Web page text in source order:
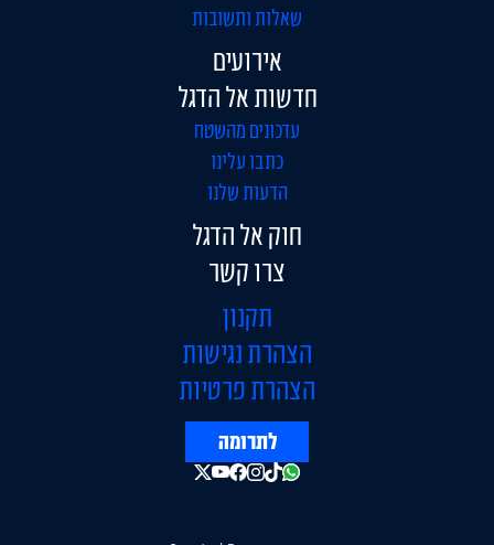
שאלות ותשובות
אירועים
חדשות אל הדגל
עדכונים מהשטח
כתבו עלינו
הדעות שלנו
חוק אל הדגל
צרו קשר
תקנון
הצהרת נגישות
הצהרת פרטיות
לתרומה